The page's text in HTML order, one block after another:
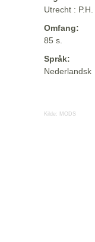
Utrecht :
Omfang:
85 s.
Språk:
Nederlandsk
Kilde: MODS